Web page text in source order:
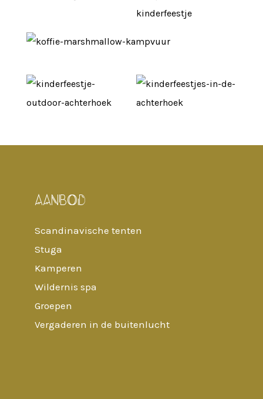
AANBOD
Scandinavische tenten
Stuga
Kamperen
Wildernis spa
Groepen
Vergaderen in de buitenlucht